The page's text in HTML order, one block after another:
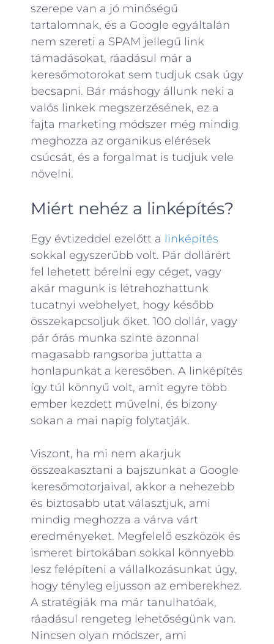
szerepe van a jó minőségű
tartalomnak, és a Google egyáltalán
nem szereti a SPAM jellegű link
támadásokat, ráadásul már a
keresőmotorokat sem tudjuk csak úgy
becsapni. Bár máshogy állunk neki a
valós linkek megszerzésének, ez a
fajta marketing módszer még mindig
meghozza az organikus elérések
csúcsát, és a forgalmat is tudjuk vele
növelni.
Miért nehéz a linképítés?
Egy évtizeddel ezelőtt a linképítés
sokkal egyszerűbb volt. Pár dollárért
fel lehetett bérelni egy céget, vagy
akár magunk is létrehozhattunk
tucatnyi webhelyet, hogy később
összekapcsoljuk őket. 100 dollár, vagy
pár órás munka szinte azonnal
magasabb rangsorba juttatta a
honlapunkat a keresőben. A linképítés
így túl könnyű volt, amit egyre több
ember kezdett művelni, és bizony
sokan a mai napig folytatják.
Viszont, ha mi nem akarjuk
összeakasztani a bajszunkat a Google
keresőmotorjaival, akkor a nehezebb
és biztosabb utat választjuk, ami
mindig meghozza a várva várt
eredményeket. Megfelelő eszközök és
ismeret birtokában sokkal könnyebb
lesz felépíteni a vállalkozásunkat úgy,
hogy tényleg eljusson az emberekhez.
A stratégiák ma már tanulhatóak,
ráadásul rengeteg lehetőségünk van.
Nincsen olyan módszer, ami